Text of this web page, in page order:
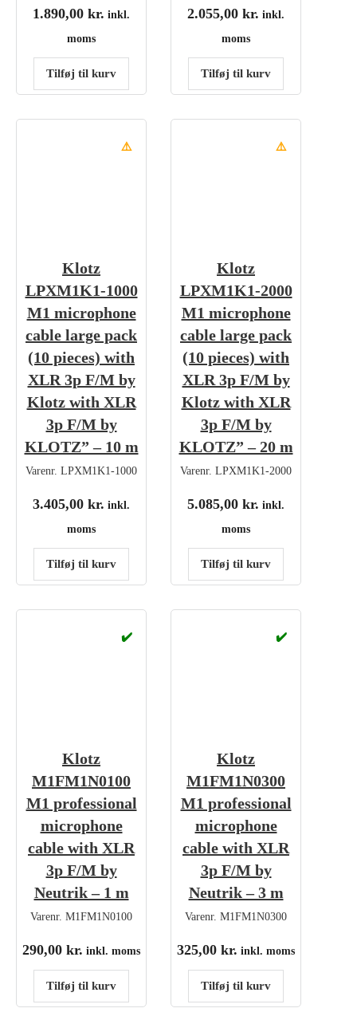
1.890,00 kr. inkl.
moms
Tilføj til kurv
2.055,00 kr. inkl.
moms
Tilføj til kurv
⚠️
Klotz
LPXM1K1-1000
M1 microphone
cable large pack
(10 pieces) with
XLR 3p F/M by
Klotz with XLR
3p F/M by
KLOTZ” – 10 m
Varenr. LPXM1K1-1000
3.405,00 kr. inkl.
moms
Tilføj til kurv
⚠️
Klotz
LPXM1K1-2000
M1 microphone
cable large pack
(10 pieces) with
XLR 3p F/M by
Klotz with XLR
3p F/M by
KLOTZ” – 20 m
Varenr. LPXM1K1-2000
5.085,00 kr. inkl.
moms
Tilføj til kurv
✔️
Klotz
M1FM1N0100
M1 professional
microphone
cable with XLR
3p F/M by
Neutrik – 1 m
Varenr. M1FM1N0100
290,00 kr. inkl. moms
Tilføj til kurv
✔️
Klotz
M1FM1N0300
M1 professional
microphone
cable with XLR
3p F/M by
Neutrik – 3 m
Varenr. M1FM1N0300
325,00 kr. inkl. moms
Tilføj til kurv